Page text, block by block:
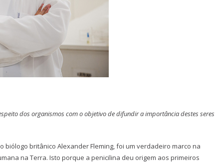
dos organismos com o objetivo de difundir a importância destes seres
biólogo britânico Alexander Fleming, foi um verdadeiro marco na
na Terra. Isto porque a penicilina deu origem aos primeiros